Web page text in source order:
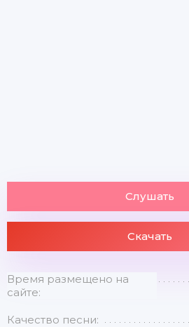
Слушать
Скачать
Время размещено на
сайте:
Качество песни: